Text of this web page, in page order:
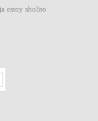
estoy sholito